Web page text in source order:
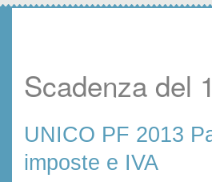
Scadenza del
UNICO PF 2013
imposte e IVA